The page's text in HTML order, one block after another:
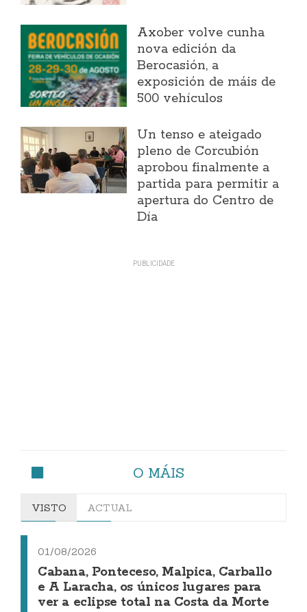
Axober volve cunha
nova edición da
Berocasión, a
exposición de máis de
500 vehículos
Un tenso e ateigado
pleno de Corcubión
aprobou finalmente a
partida para permitir a
apertura do Centro de
Día
O MÁIS
VISTO ACTUAL
01/08/2026
Cabana, Ponteceso, Malpica, Carballo
e A Laracha, os únicos lugares para
ver a eclipse total na Costa da Morte